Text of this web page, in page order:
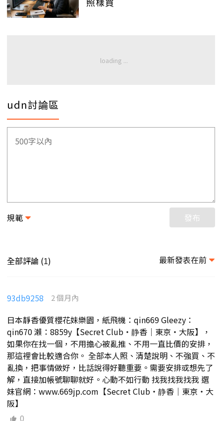
udn討論區
規範 發布
全部評論 (1) 最新發表在前
93db9258 2 個月內
日本靜香優質櫻花妹樂園，紙飛機：qin669 Gleezy：
qin670 瀨：8859y【Secret Club・静香｜東京・大阪】，
如果你在找一個，不用擔心被亂推、不用一直比價的安排，
那這裡會比較適合你。 全部本人照、清楚說明、不強買、不
亂換，把事情做好，比話說得好聽重要。需要安排或想先了
解，直接加帳號聊聊就好。心動不如行動 找我找我找我 選
妹官網：www.669jp.com【Secret Club・静香｜東京・大
阪】
0